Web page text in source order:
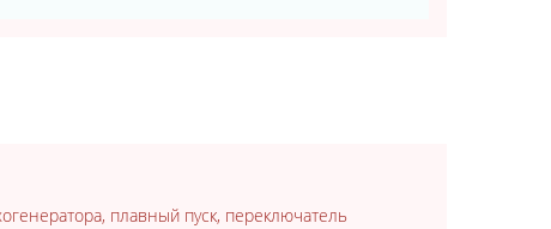
плавный пуск, переключатель